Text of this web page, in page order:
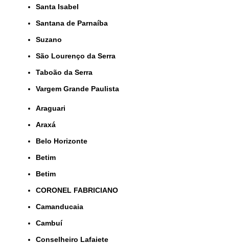
Santa Isabel
Santana de Parnaíba
Suzano
São Lourenço da Serra
Taboão da Serra
Vargem Grande Paulista
Araguari
Araxá
Belo Horizonte
Betim
Betim
CORONEL FABRICIANO
Camanducaia
Cambuí
Conselheiro Lafaiete